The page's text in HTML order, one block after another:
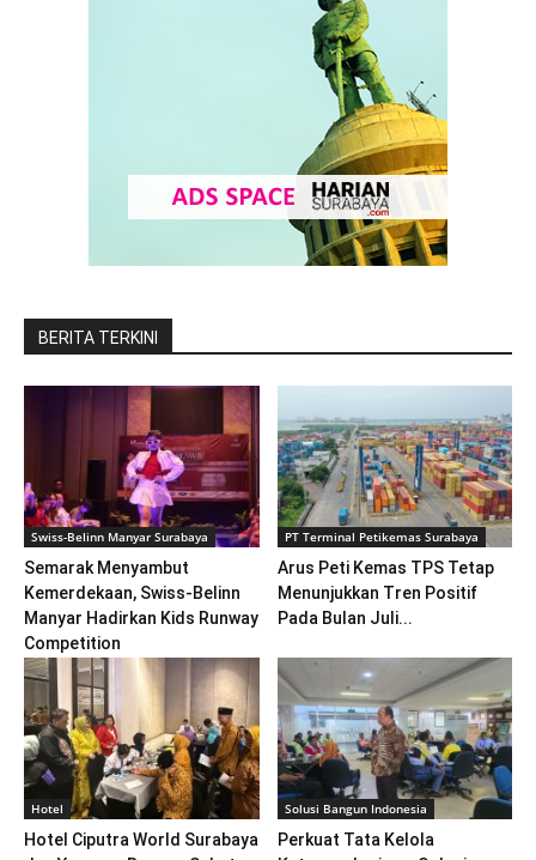
BERITA TERKINI
Swiss-Belinn Manyar Surabaya
Semarak Menyambut
Kemerdekaan, Swiss-Belinn
Manyar Hadirkan Kids Runway
Competition
PT Terminal Petikemas Surabaya
Arus Peti Kemas TPS Tetap
Menunjukkan Tren Positif
Pada Bulan Juli...
Hotel
Hotel Ciputra World Surabaya
Solusi Bangun Indonesia
Perkuat Tata Kelola